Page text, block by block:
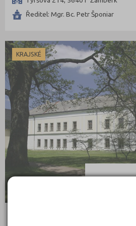
Nymburk (6)
Opava (6)
Ostrava-město (5)
Pardubice (5)
Pelhřimov (6)
Písek (4)
Plzeň-jih (1)
Plzeň-město (4)
Plzeň-sever (2)
Praha hlavní město (31)
Ředitel: Mgr. Bc. Petr Šponiar
KRAJSKÉ